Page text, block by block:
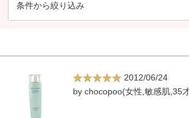
条件から絞り込み
2012/06/24
by chocopoo(女性,敏感肌,35